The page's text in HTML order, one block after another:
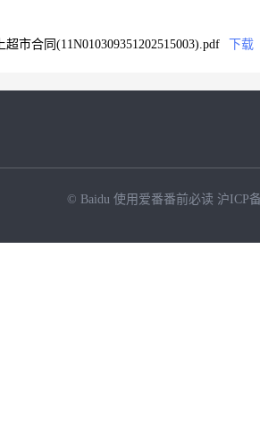
市合同(11N010309351202515003).pdf
下载
© Baidu 使用爱番番前必读 沪ICP